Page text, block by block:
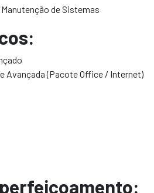
de Sistemas
Avançada (Pacote Office / Internet)